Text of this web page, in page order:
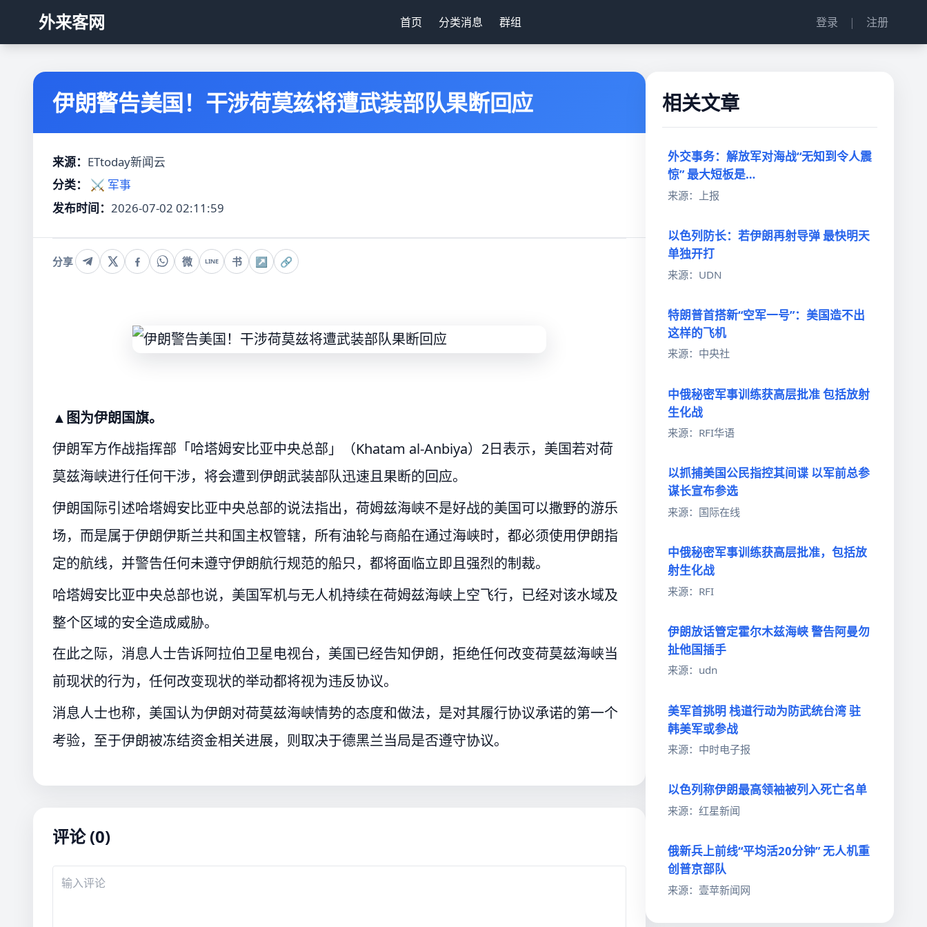
外来客网 首页 分类消息 群组 登录 | 注册
伊朗警告美国！干涉荷莫兹将遭武装部队果断回应
来源： ETtoday新闻云
分类：
⚔️ 军事
发布时间： 2026-07-02 02:11:59
分享 微 LINE 书 ↗ 🔗
▲图为伊朗国旗。
伊朗军方作战指挥部「哈塔姆安比亚中央总部」（Khatam al-Anbiya）2日表示，美国若对荷
莫兹海峡进行任何干涉，将会遭到伊朗武装部队迅速且果断的回应。
伊朗国际引述哈塔姆安比亚中央总部的说法指出，荷姆兹海峡不是好战的美国可以撒野的游乐
场，而是属于伊朗伊斯兰共和国主权管辖，所有油轮与商船在通过海峡时，都必须使用伊朗指
定的航线，并警告任何未遵守伊朗航行规范的船只，都将面临立即且强烈的制裁。
哈塔姆安比亚中央总部也说，美国军机与无人机持续在荷姆兹海峡上空飞行，已经对该水域及
整个区域的安全造成威胁。
在此之际，消息人士告诉阿拉伯卫星电视台，美国已经告知伊朗，拒绝任何改变荷莫兹海峡当
前现状的行为，任何改变现状的举动都将视为违反协议。
消息人士也称，美国认为伊朗对荷莫兹海峡情势的态度和做法，是对其履行协议承诺的第一个
考验，至于伊朗被冻结资金相关进展，则取决于德黑兰当局是否遵守协议。
评论 (0)
相关文章
外交事务：解放军对海战“无知到令人震
惊” 最大短板是…
来源：上报
以色列防长：若伊朗再射导弹 最快明天
单独开打
来源：UDN
特朗普首搭新“空军一号”：美国造不出
这样的飞机
来源：中央社
中俄秘密军事训练获高层批准 包括放射
生化战
来源：RFI华语
以抓捕美国公民指控其间谍 以军前总参
谋长宣布参选
来源：国际在线
中俄秘密军事训练获高层批准，包括放
射生化战
来源：RFI
伊朗放话管定霍尔木兹海峡 警告阿曼勿
扯他国插手
来源：udn
美军首挑明 栈道行动为防武统台湾 驻
韩美军或参战
来源：中时电子报
以色列称伊朗最高领袖被列入死亡名单
来源：红星新闻
俄新兵上前线“平均活20分钟” 无人机重
创普京部队
来源：壹苹新闻网